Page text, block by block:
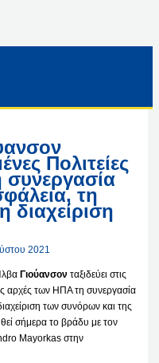
Πολιτείες
συνεργασία
τη
διαχείριση
2021
Γιούανσον ταξιδεύει στις
αρχές των ΗΠΑ τη συνεργασία
των συνόρων και της
σήμερα το βράδυ με τον
Mayorkas στην